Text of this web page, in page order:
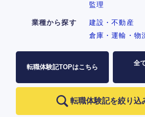
監理
業種から探す
建設・不動産
倉庫・運輸・物
転職体験記TOPはこちら
転職体験記を絞り込
全